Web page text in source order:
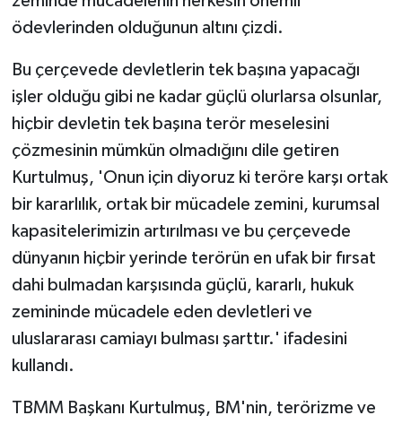
ödevlerinden olduğunun altını çizdi.
Bu çerçevede devletlerin tek başına yapacağı
işler olduğu gibi ne kadar güçlü olurlarsa olsunlar,
hiçbir devletin tek başına terör meselesini
çözmesinin mümkün olmadığını dile getiren
Kurtulmuş, 'Onun için diyoruz ki teröre karşı ortak
bir kararlılık, ortak bir mücadele zemini, kurumsal
kapasitelerimizin artırılması ve bu çerçevede
dünyanın hiçbir yerinde terörün en ufak bir fırsat
dahi bulmadan karşısında güçlü, kararlı, hukuk
zemininde mücadele eden devletleri ve
uluslararası camiayı bulması şarttır.' ifadesini
kullandı.
TBMM Başkanı Kurtulmuş, BM'nin, terörizme ve